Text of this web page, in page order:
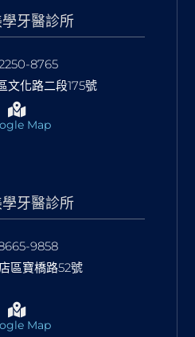
牙醫診所
8765
文化路二段175號
Map
牙醫診所
9858
區寶橋路52號
Map